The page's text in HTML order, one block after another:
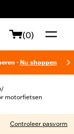
(0)
- Nu shoppen
/
motorfietsen
Controleer pasvorm